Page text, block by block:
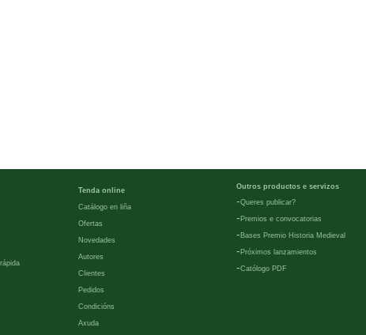
Tenda online
Catálogo en liña
Ofertas
Novedades
Autores
Clientes
Pedidos
Condicións
Axuda
Outros productos e servizos
-Queres publicar?
- Premios e convocatorias
- Bases Premio Historia Medieval
- Próximos lanzamientos
-Católogo PDF